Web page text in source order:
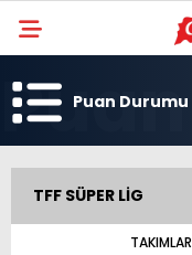
Puan Durumu
TFF SÜPER LIG
TAKIMLAR